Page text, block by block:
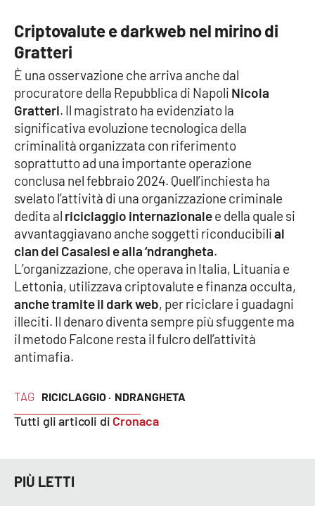
TAG RICICLAGGIO · NDRANGHETA
Tutti gli articoli di Cronaca
Criptovalute e darkweb nel mirino di
Gratteri
È una osservazione che arriva anche dal
procuratore della Repubblica di Napoli Nicola
Gratteri. Il magistrato ha evidenziato la
significativa evoluzione tecnologica della
criminalità organizzata con riferimento
soprattutto ad una importante operazione
conclusa nel febbraio 2024. Quell’inchiesta ha
svelato l’attività di una organizzazione criminale
dedita al riciclaggio internazionalee della quale si
avvantaggiavano anche soggetti riconducibilial
clan dei Casalesi e alla ‘ndrangheta.
L’organizzazione, che operava in Italia, Lituania e
Lettonia, utilizzava criptovalute e finanza occulta,
anche tramite il dark web, per riciclare i guadagni
illeciti. Il denaro diventa sempre più sfuggente ma
il metodo Falcone resta il fulcro dell’attività
antimafia.
PIÙ LETTI